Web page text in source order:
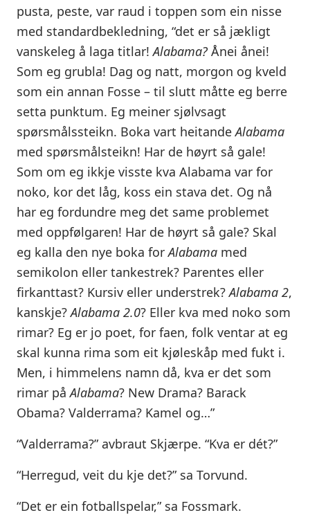
pusta, peste, var raud i toppen som ein nisse
med standardbekledning, “det er så jækligt
vanskeleg å laga titlar!Alabama? Ånei ånei!
Som eg grubla! Dag og natt, morgon og kveld
som ein annan Fosse – til slutt måtte eg berre
setta punktum. Eg meiner sjølvsagt
spørsmålssteikn. Boka vart heitandeAlabama
med spørsmålsteikn! Har de høyrt så gale!
Som om eg ikkje visste kva Alabama var for
noko, kor det låg, koss ein stava det. Og nå
har eg fordundre meg det same problemet
med oppfølgaren! Har de høyrt så gale? Skal
eg kalla den nye boka forAlabama med
semikolon eller tankestrek? Parentes eller
firkanttast? Kursiv eller understrek?Alabama 2,
kanskje?Alabama 2.0? Eller kva med noko som
rimar? Eg er jo poet, for faen, folk ventar at eg
skal kunna rima som eit kjøleskåp med fukt i.
Men, i himmelens namn då, kva er det som
rimar påAlabama? New Drama? Barack
Obama? Valderrama? Kamel og…”
“Valderrama?” avbraut Skjærpe. “Kva er dét?”
“Herregud, veit du kje det?” sa Torvund.
“Det er ein fotballspelar,” sa Fossmark.